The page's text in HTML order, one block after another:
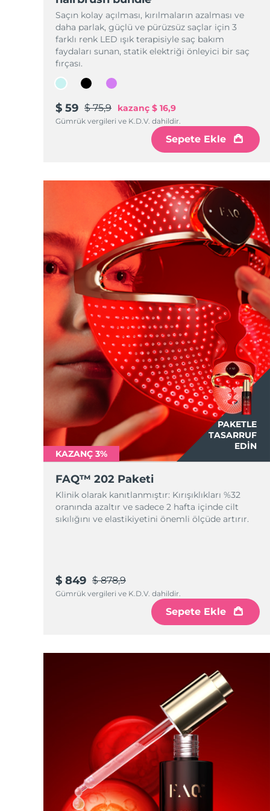
Saçın kolay açılması, kırılmaların azalması ve
daha parlak, güçlü ve pürüzsüz saçlar için 3
farklı renk LED ışık terapisiyle saç bakım
faydaları sunan, statik elektriği önleyici bir saç
fırçası.
$ 59 $ 75,9 kazanç $ 16,9
Gümrük vergileri ve K.D.V. dahildir.
Sepete Ekle
PAKETLE
TASARRUF
EDIN
KAZANÇ 3%
FAQ™ 202 Paketi
Klinik olarak kanıtlanmıştır: Kırışıklıkları %32
oranında azaltır ve sadece 2 hafta içinde cilt
sıkılığını ve elastikiyetini önemli ölçüde artırır.
$ 849 $ 878,9
Gümrük vergileri ve K.D.V. dahildir.
Sepete Ekle
All acne treatment devices
All revitalizing eye massagers
KIWI™ cilt bakımı
Advanced pore care essentials
Serum
For healthy hair
issa™ Teeth Whitening Gel
18% PAP
Kozmetik ürünleri Erkekler
Tüm Ürünler